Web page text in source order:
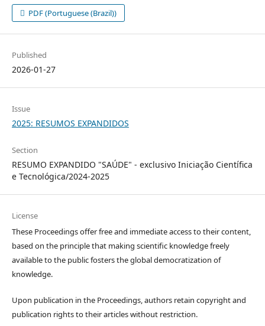
PDF (Portuguese (Brazil))
Published
2026-01-27
Issue
2025: RESUMOS EXPANDIDOS
Section
RESUMO EXPANDIDO "SAÚDE" - exclusivo Iniciação Científica
e Tecnológica/2024-2025
License
These Proceedings offer free and immediate access to their content,
based on the principle that making scientific knowledge freely
available to the public fosters the global democratization of
knowledge.
Upon publication in the Proceedings, authors retain copyright and
publication rights to their articles without restriction.